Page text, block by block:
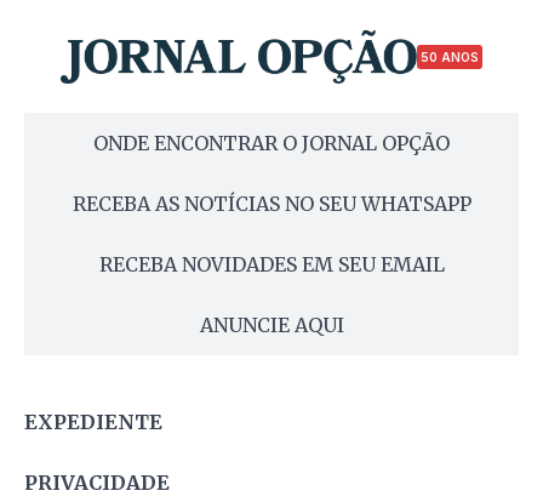
50 ANOS
ONDE ENCONTRAR O JORNAL OPÇÃO
RECEBA AS NOTÍCIAS NO SEU WHATSAPP
RECEBA NOVIDADES EM SEU EMAIL
ANUNCIE AQUI
EXPEDIENTE
PRIVACIDADE